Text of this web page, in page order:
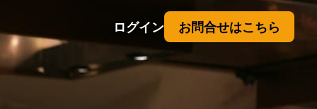
ログイン お問合せはこちら